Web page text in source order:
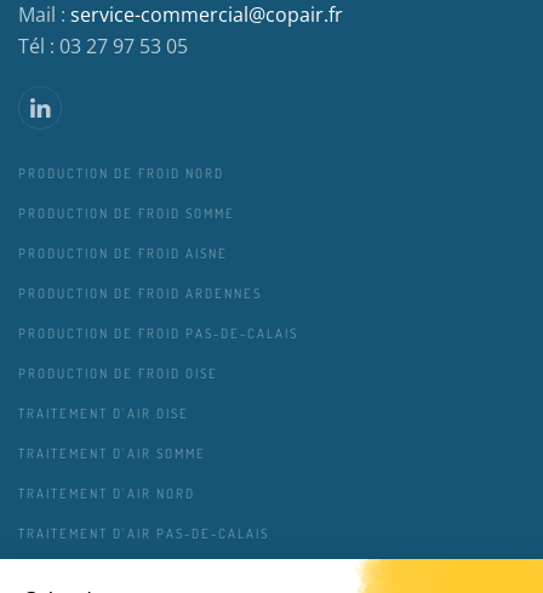
Mail : service-commercial@copair.fr
Tél : 03 27 97 53 05
PRODUCTION DE FROID NORD
PRODUCTION DE FROID SOMME
PRODUCTION DE FROID AISNE
PRODUCTION DE FROID ARDENNES
PRODUCTION DE FROID PAS-DE-CALAIS
PRODUCTION DE FROID OISE
TRAITEMENT D'AIR OISE
TRAITEMENT D'AIR SOMME
TRAITEMENT D'AIR NORD
TRAITEMENT D'AIR PAS-DE-CALAIS